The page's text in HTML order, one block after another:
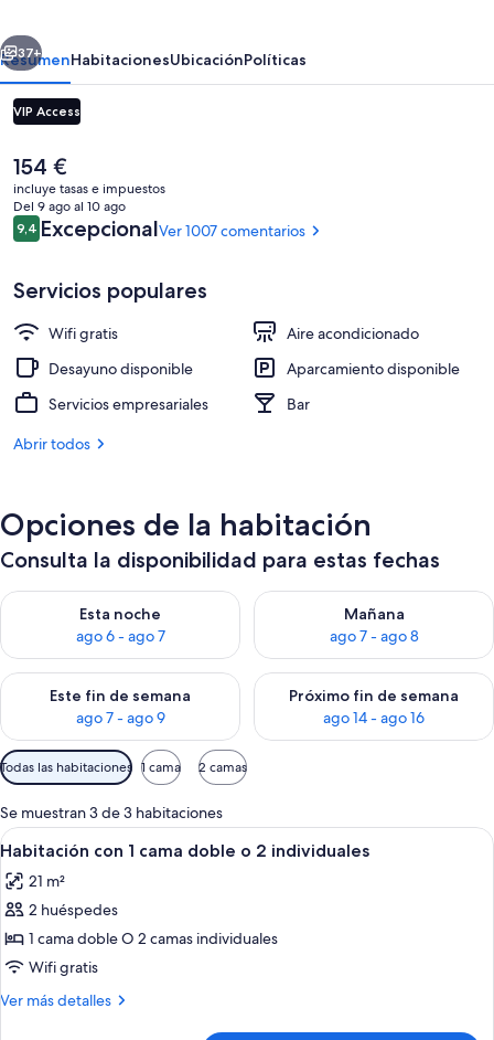
Siguiente
37+
ResumenHabitacionesUbicaciónPolíticas
VIP Access
El
precio
actual
es
de
154 €
incluye tasas e impuestos
Del 9 ago al 10 ago
Comentarios
9,49,4 de 10
ExcepcionalVer 1007 comentarios
Servicios populares
Wifi gratis
Aire acondicionado
Desayuno disponible
Aparcamiento disponible
Servicios empresariales
Bar
Abrir todos
Opciones de la habitación
Consulta la disponibilidad para estas fechas
Esta noche
ago 6 - ago 7
Consulta la disponibilidad para esta noche, ago 6 - ago 7
Mañana
ago 7 - ago 8
Consulta la disponibilidad
Este fin de semana
ago 7 - ago 9
Consulta la disponibilidad para este fin de semana, ago 7 -
Próximo fin de semana
ago 14 - ago 16
Consulta la disponibilidad
Filtros
disponibles
para
las
habitaciones
Todas las habitaciones 1 cama 2 camas
Se muestran 3 de 3 habitaciones
Abrir
todas
las
fotos
de
Habitación
con
Habitación de hotel con una cama
6
Habitación con 1 cama doble o 2 individuales
21 m²
2 huéspedes
1 cama doble O 2 camas individuales
Wifi gratis
Ver más detalles
Más